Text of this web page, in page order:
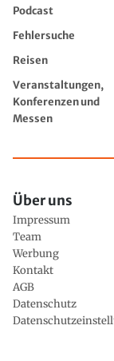
Podcast
Fehlersuche
Reisen
Veranstaltungen,
Konferenzen und
Messen
Über uns
Impressum
Team
Werbung
Kontakt
AGB
Datenschutz